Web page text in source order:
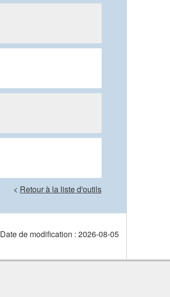
< Retour à la liste d'outils
Date de modification : 2026-08-05